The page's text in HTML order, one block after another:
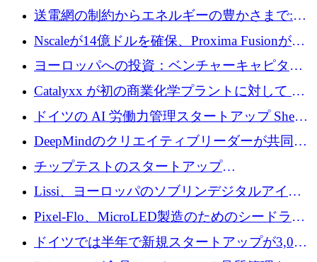
ラットフォームを拡大するために 100 万ユー
ロを調達
送電網の制約からエネルギーの豊かさまで:
Envision の Gobi X がヨーロッパの AI の未来
にどのように貢献できるか
Nscaleが14億ドルを確保、Proxima Fusionが4
億1,100万ユーロを獲得、Invest EuropeはVCの
ヨーロッパへの投資：ベンチャーキャピタル
が過去2番目に高い水準に到達
Catalyxx が初の商業化学プラントに対して EU
から 2,000 万ユーロ以上の支援を獲得
ドイツの AI 労働力管理スタートアップ Sherpa
がプレシードで 220 万ドルを調達
DeepMindのクリエイティブリーダーが共同設
立したAIライティングのスタートアップが
1,300万ドルのシード投資を調達
チップテストのスタートアップ
QuantumDiamondsが株式資金で1,500万ユーロ
Lissi、ヨーロッパのソブリンデジタルアイデ
ンティティの未来を推進するために350万ユー
ロを調達
Pixel-Flo、MicroLED製造のためのシードラウ
ンドで525万ポンドを獲得
ドイツでは半年で新規スタートアップが3,000